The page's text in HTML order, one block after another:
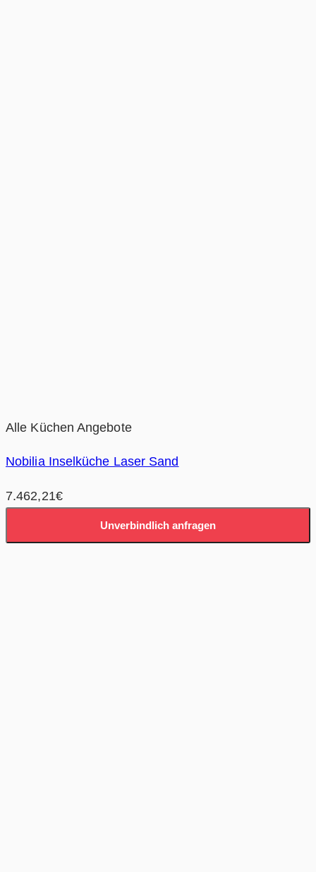
Alle Küchen Angebote
Nobilia Inselküche Laser Sand
7.462,21€
Unverbindlich anfragen